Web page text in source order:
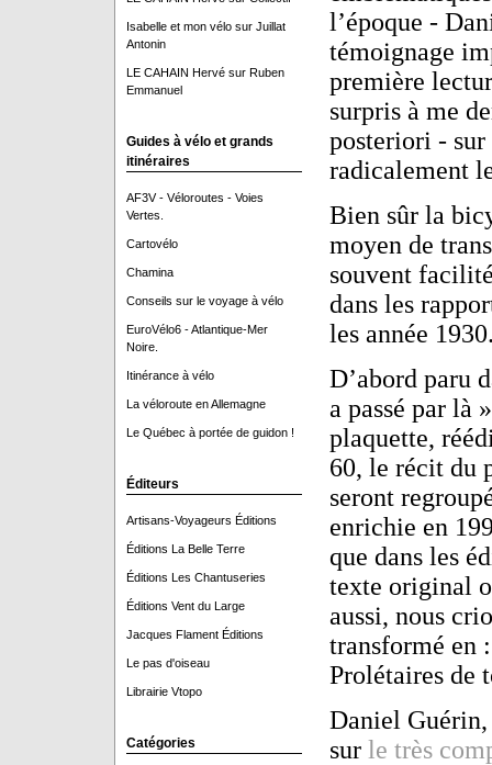
Isabelle et mon vélosur Juillat
Antonin
LE CAHAIN Hervésur Ruben
Emmanuel
Guides à vélo et grands
itinéraires
AF3V - Véloroutes - Voies
Vertes.
Cartovélo
Chamina
Conseils sur le voyage à vélo
EuroVélo6 - Atlantique-Mer
Noire.
Itinérance à vélo
La véloroute en Allemagne
Le Québec à portée de guidon !
Éditeurs
Artisans-Voyageurs Éditions
Éditions La Belle Terre
Éditions Les Chantuseries
Éditions Vent du Large
Jacques Flament Éditions
Le pas d'oiseau
Librairie Vtopo
Catégories
l’époque -
témoignage
première
surpris à me
posteriori - sur
radicalement
Bien sûr la
moyen de
souvent
dans les
les année
D’abord paru
a passé par là
plaquette,
60, le récit du
seront
enrichie en
que dans les
texte original
aussi, nous
transformé en
Prolétaires de
Daniel Guérin,
sur le très